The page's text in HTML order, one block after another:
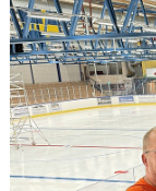
MATCHER
ISSCHEMA
BOKA LOGE OCH MAT
DEN BLÅVITA VÄGEN